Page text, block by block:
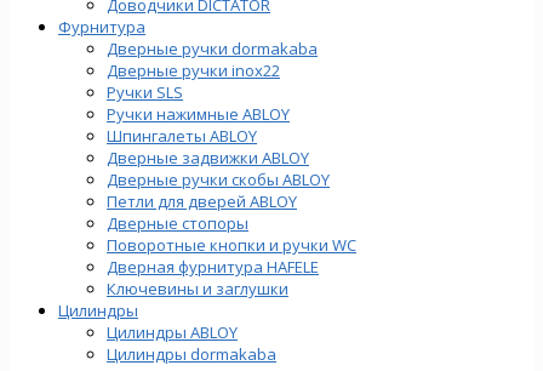
Фурнитура
Дверные ручки dormakaba
Дверные ручки inox22
Ручки SLS
Ручки нажимные ABLOY
Шпингалеты ABLOY
Дверные задвижки ABLOY
Дверные ручки скобы ABLOY
Петли для дверей ABLOY
Дверные стопоры
Поворотные кнопки и ручки WC
Дверная фурнитура HAFELE
Ключевины и заглушки
Цилиндры
Цилиндры ABLOY
Цилиндры dormakaba